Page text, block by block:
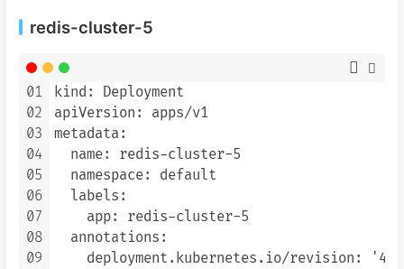
redis-cluster-5
01
02
03
04
05
06
07
08
09
kind: Deployment
apiVersion: apps/v1
metadata:
  name: redis-cluster-5
  namespace: default
  labels:
    app: redis-cluster-5
  annotations:
    deployment.kubernetes.io/revision: '4'